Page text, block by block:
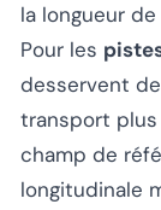
la longueur
Pour les
desservent
transport plus
champ de
longitudinale